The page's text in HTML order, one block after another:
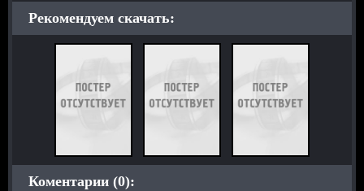
Рекомендуем скачать:
Коментарии (0):